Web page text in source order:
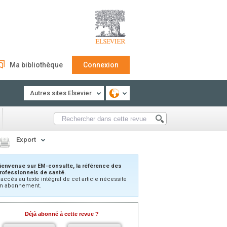
Ma bibliothèque Connexion
Autres sites Elsevier
Export
sur EM-consulte, la référence des
de santé.
au texte intégral de cet article nécessite
abonnement.
Déjà abonné à cette revue ?